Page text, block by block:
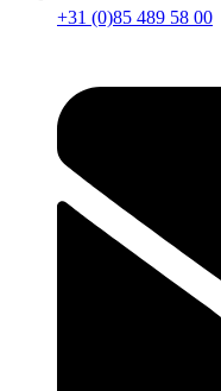
+31 (0)85 489 58 00